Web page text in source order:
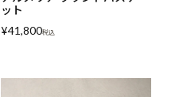
ット
¥41,800税込